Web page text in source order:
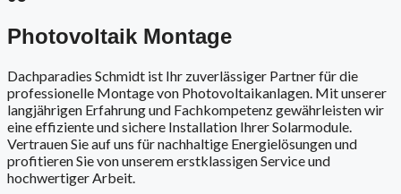
Photovoltaik Montage
Dachparadies Schmidt ist Ihr zuverlässiger Partner für die
professionelle Montage von Photovoltaikanlagen. Mit unserer
langjährigen Erfahrung und Fachkompetenz gewährleisten wir
eine effiziente und sichere Installation Ihrer Solarmodule.
Vertrauen Sie auf uns für nachhaltige Energielösungen und
profitieren Sie von unserem erstklassigen Service und
hochwertiger Arbeit.